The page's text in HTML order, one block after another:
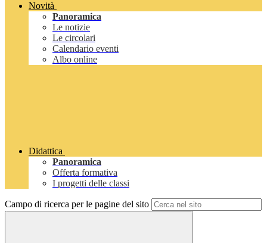
Novità
Panoramica
Le notizie
Le circolari
Calendario eventi
Albo online
Didattica
Panoramica
Offerta formativa
I progetti delle classi
Campo di ricerca per le pagine del sito